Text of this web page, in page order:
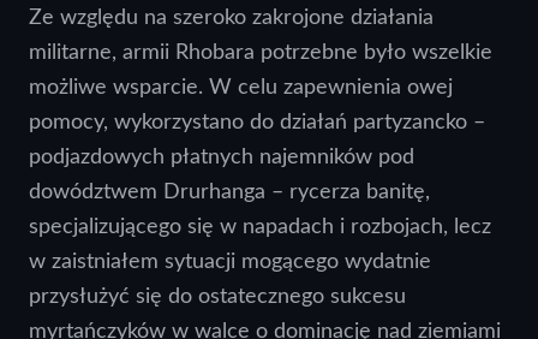
Ze względu na szeroko zakrojone działania
militarne, armii Rhobara potrzebne było wszelkie
możliwe wsparcie. W celu zapewnienia owej
pomocy, wykorzystano do działań partyzancko –
podjazdowych płatnych najemników pod
dowództwem Drurhanga – rycerza banitę,
specjalizującego się w napadach i rozbojach, lecz
w zaistniałem sytuacji mogącego wydatnie
przysłużyć się do ostatecznego sukcesu
myrtańczyków w walce o dominację nad ziemiami